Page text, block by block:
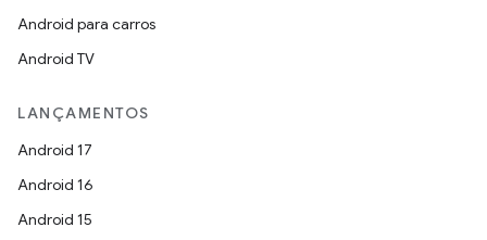
Android para carros
Android TV
LANÇAMENTOS
Android 17
Android 16
Android 15